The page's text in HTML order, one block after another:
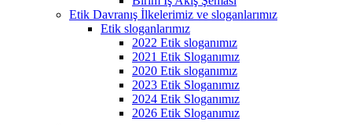
Etik Davranış İlkelerimiz ve sloganlarımız
Etik sloganlarımız
2022 Etik sloganımız
2021 Etik Sloganımız
2020 Etik sloganımız
2023 Etik Sloganımız
2024 Etik Sloganımız
2026 Etik Sloganımız